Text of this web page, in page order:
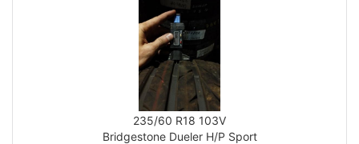
235/60 R18 103V
Bridgestone Dueler H/P Sport